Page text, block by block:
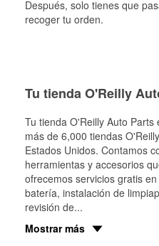
Después, solo tienes que
recoger tu orden.
Tu tienda O'Reilly
Tu tienda O'Reilly Auto Parts
más de 6,000 tiendas
Estados Unidos. Contamos
herramientas y accesorios
ofrecemos servicios gratis
batería, instalación de
revisión de...
Mostrar más